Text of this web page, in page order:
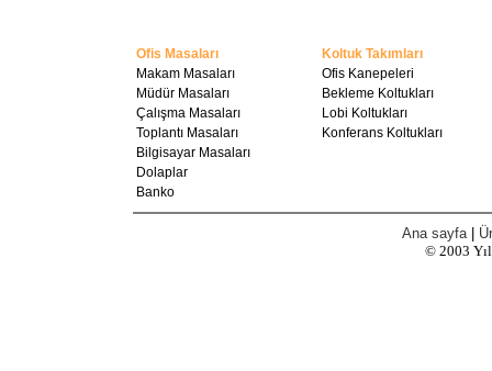
Ofis Masaları
Koltuk Takımları
Makam Masaları
Ofis Kanepeleri
Müdür Masaları
Bekleme Koltukları
Çalışma Masaları
Lobi Koltukları
Toplantı Masaları
Konferans Koltukları
Bilgisayar Masaları
Dolaplar
Banko
Ana sayfa
© 2003